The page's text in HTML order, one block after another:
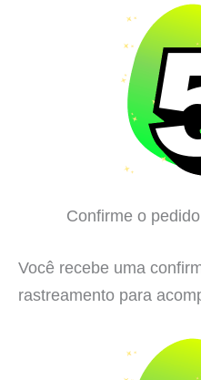
Confirme o
Você recebe uma
rastreamento para